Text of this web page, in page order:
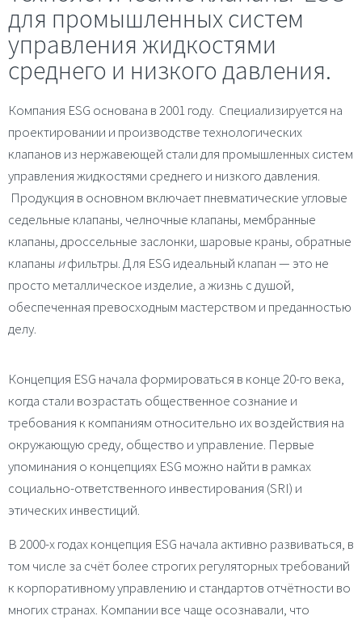
для промышленных систем
управления жидкостями
среднего и низкого давления.
Компания ESG основана в 2001 году. Специализируется на
проектировании и производстве технологических
клапанов из нержавеющей стали для промышленных систем
управления жидкостями среднего и низкого давления.
Продукция в основном включаетпневматическиеугловые
седельные клапаны, челночные клапаны, мембранные
клапаны,дроссельные заслонки, шаровые краны, обратные
клапаны ифильтры. Для ESG идеальный клапан — это не
просто металлическое изделие, а жизнь с душой,
обеспеченная превосходным мастерством и преданностью
делу.
Концепция ESG начала формироваться в конце 20-го века,
когда стали возрастать общественное сознание и
требования к компаниям относительно их воздействия на
окружающую среду, общество и управление. Первые
упоминания о концепциях ESG можно найти в рамках
социально-ответственного инвестирования (SRI) и
этических инвестиций.
В 2000-х годах концепция ESG начала активно развиваться, в
том числе за счёт более строгих регуляторных требований
к корпоративному управлению и стандартов отчётности во
многих странах. Компании все чаще осознавали, что